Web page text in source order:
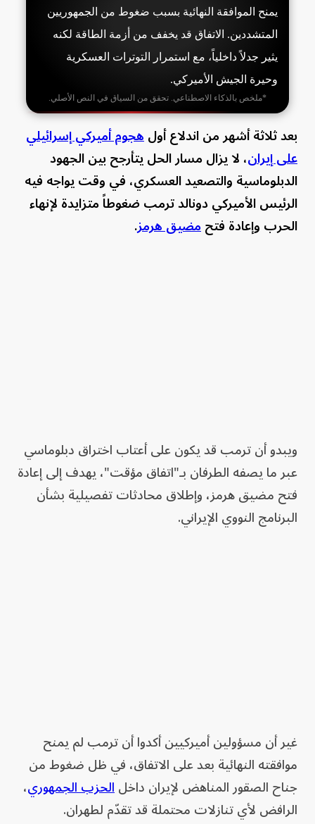
يمنح الموافقة النهائية بسبب ضغوط من الجمهوريين
المتشددين. الاتفاق قد يخفف من أزمة الطاقة لكنه
يثير جدلاً داخلياً، مع استمرار التوترات العسكرية
وحيرة الجيش الأميركي.
*ملخص بالذكاء الاصطناعي. تحقق من السياق في النص الأصلي.
بعد ثلاثة أشهر من اندلاع أولهجوم أميركي إسرائيلي
على إيران، لا يزال مسار الحل يتأرجح بين الجهود
الدبلوماسية والتصعيد العسكري، في وقت يواجه فيه
الرئيس الأميركي دونالد ترمب ضغوطاً متزايدة لإنهاء
الحرب وإعادة فتحمضيق هرمز.
ويبدو أن ترمب قد يكون على أعتاب اختراق دبلوماسي
عبر ما يصفه الطرفان بـ"اتفاق مؤقت"، يهدف إلى إعادة
فتح مضيق هرمز، وإطلاق محادثات تفصيلية بشأن
البرنامج النووي الإيراني.
غير أن مسؤولين أميركيين أكدوا أن ترمب لم يمنح
موافقته النهائية بعد على الاتفاق، في ظل ضغوط من
جناح الصقور المناهض لإيران داخلالحزب الجمهوري،
الرافض لأي تنازلات محتملة قد تقدّم لطهران.